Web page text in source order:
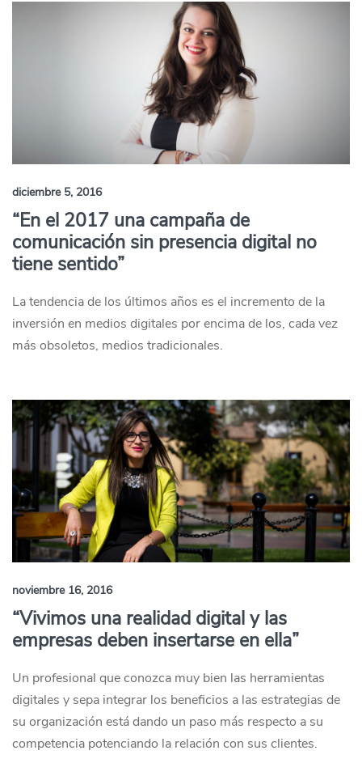
diciembre 5, 2016
“En el 2017 una campaña de
comunicación sin presencia digital no
tiene sentido”
La tendencia de los últimos años es el incremento de la
inversión en medios digitales por encima de los, cada vez
más obsoletos, medios tradicionales.
noviembre 16, 2016
“Vivimos una realidad digital y las
empresas deben insertarse en ella”
Un profesional que conozca muy bien las herramientas
digitales y sepa integrar los beneficios a las estrategias de
su organización está dando un paso más respecto a su
competencia potenciando la relación con sus clientes.